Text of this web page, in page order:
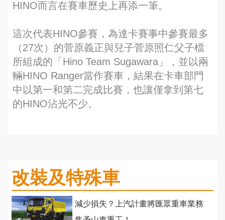
HINO而言在賽車歷史上再添一筆。
這次代表HINO參賽，為達卡賽事中參賽最多
（27次）的菅原義正與兒子菅原照仁父子檔
所組成的「Hino Team Sugawara」，並以兩
輛HINO Ranger當作賽車，結果在卡車部門
中以第一和第二完成比賽，也讓僅拿到第七
的HINO沾光不少。
改裝及特殊車
減少損失？上汽計畫將匯眾重車業務